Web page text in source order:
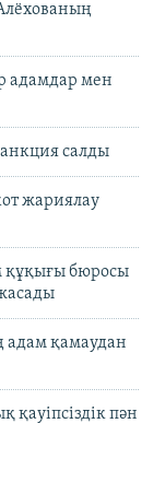
адамдар мен
салды
жариялау
құқығы бюросы
қамаудан
пән